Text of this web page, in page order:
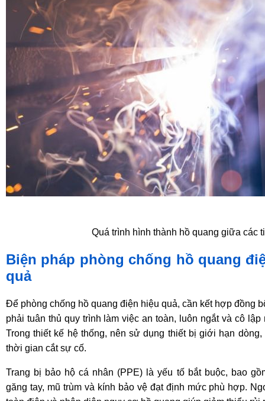
Quá trình hình thành hồ quang giữa các
Biện pháp phòng chống hồ quang
quả
Để phòng chống hồ quang điện hiệu quả, cần kết hợp đồng
phải tuân thủ quy trình làm việc an toàn, luôn ngắt và cô
Trong thiết kế hệ thống, nên sử dụng thiết bị giới hạn
thời gian cắt sự cố.
Trang bị bảo hộ cá nhân (PPE) là yếu tố bắt buộc, bao
găng tay, mũ trùm và kính bảo vệ đạt định mức phù hợp.